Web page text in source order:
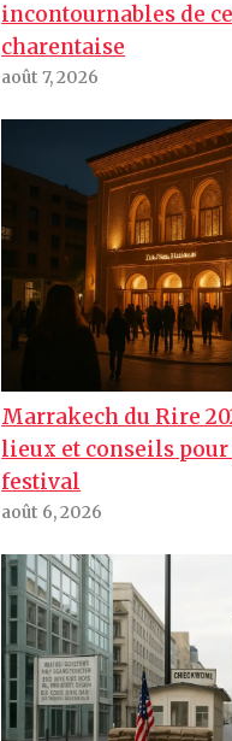
incontournables de
charentaise
août 7, 2026
Marrakech du Rire
lieux et conseils
festival
août 6, 2026